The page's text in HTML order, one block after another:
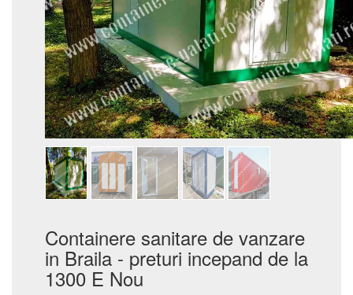
Containere sanitare de vanzare
in Braila - preturi incepand de la
1300 E Nou